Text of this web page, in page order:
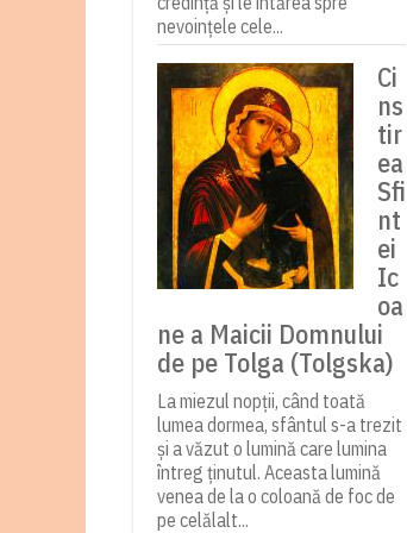
nevoințele cele...
Ci
ns
tir
ea
Sfi
nt
ei
Ic
oa
ne a Maicii Domnului
de pe Tolga (Tolgska)
La miezul nopții, când toată
lumea dormea, sfântul s-a trezit
și a văzut o lumină care lumina
întreg ținutul. Aceasta lumină
venea de la o coloană de foc de
pe celălalt...